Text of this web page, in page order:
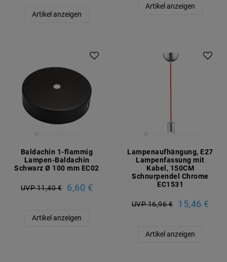
Artikel anzeigen
Artikel anzeigen
Baldachin 1-flammig
Lampen-Baldachin
Schwarz Ø 100 mm EC02
UVP 11,40 € 6,60 €
Artikel anzeigen
Lampenaufhängung, E27
Lampenfassung mit
Kabel, 150CM
Schnurpendel Chrome
EC1531
UVP 16,96 € 15,46 €
Artikel anzeigen